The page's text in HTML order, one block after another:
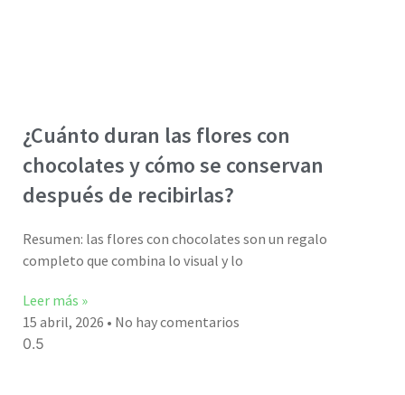
¿Cuánto duran las flores con
chocolates y cómo se conservan
después de recibirlas?
Resumen: las flores con chocolates son un regalo
completo que combina lo visual y lo
Leer más »
15 abril, 2026
No hay comentarios